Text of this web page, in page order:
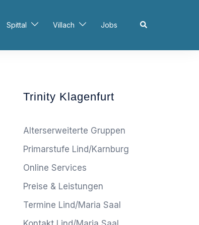
Spittal Villach Jobs Search
Trinity Klagenfurt
Alterserweiterte Gruppen
Primarstufe Lind/Karnburg
Online Services
Preise & Leistungen
Termine Lind/Maria Saal